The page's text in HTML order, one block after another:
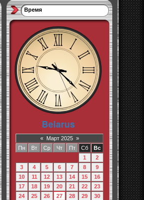
Время
« Март 2025 »
Пн
Вт Ср Чт Пт Сб
Вс
1
2
3
4 5 6 7 8
9
10
11 12 13 14 15
16
17
18 19 20 21 22
23
24
25 26 27 28 29
30